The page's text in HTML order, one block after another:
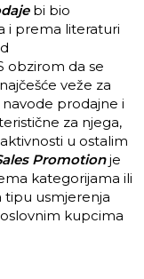
bi bio
i prema literaturi
obzirom da se
veže za
prodajne i
za njega,
u ostalim
Promotionje
kategorijama ili
tipu usmjerenja
kupcima